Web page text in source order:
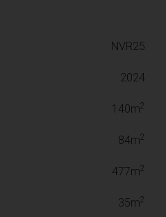
NVR25
2024
140m2
84m2
477m2
35m2